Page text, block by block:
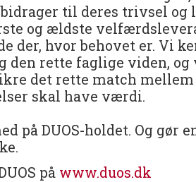
til deres trivsel og
og ældste
der, hvor behovet er. Vi
den rette faglige viden, og
det rette match mellem
skal have værdi.
på DUOS-holdet. Og gør
på www.duos.dk